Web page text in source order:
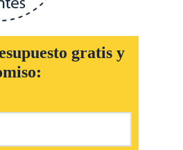
gratis y